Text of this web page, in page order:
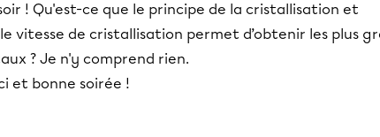
! Qu'est-ce que le principe de la cristallisation et
vitesse de cristallisation permet d’obtenir les plus
? Je n'y comprend rien.
et bonne soirée !